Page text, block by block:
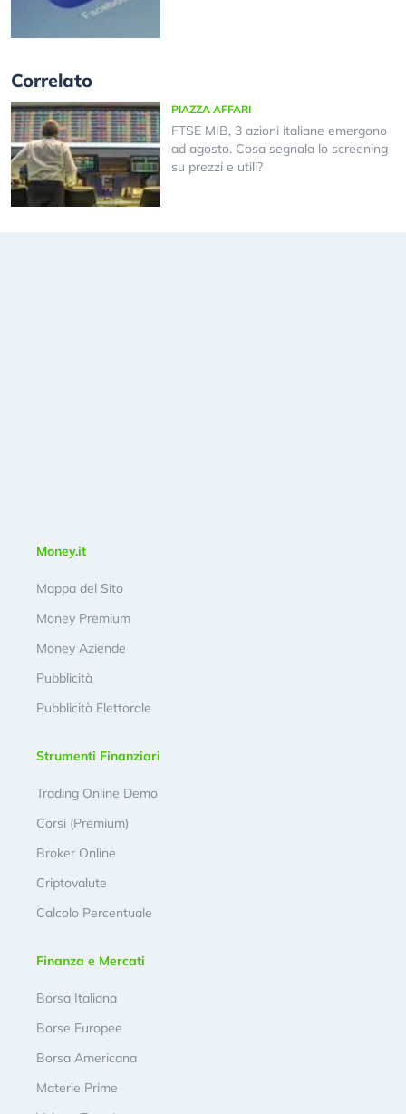
Correlato
PIAZZA AFFARI
FTSE MIB, 3 azioni italiane emergono
ad agosto. Cosa segnala lo screening
su prezzi e utili?
Money.it
Mappa del Sito
Money Premium
Money Aziende
Pubblicità
Pubblicità Elettorale
Strumenti Finanziari
Trading Online Demo
Corsi (Premium)
Broker Online
Criptovalute
Calcolo Percentuale
Finanza e Mercati
Borsa Italiana
Borse Europee
Borsa Americana
Materie Prime